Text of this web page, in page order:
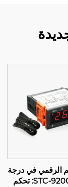
الرقمي في درجة
الحرارة STC-9200: تحكم